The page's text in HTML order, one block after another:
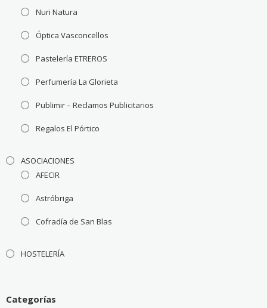
Nuri Natura
Óptica Vasconcellos
Pastelería ETREROS
Perfumería La Glorieta
Publimir – Reclamos Publicitarios
Regalos El Pórtico
ASOCIACIONES
AFECIR
Astróbriga
Cofradía de San Blas
HOSTELERÍA
Categorías